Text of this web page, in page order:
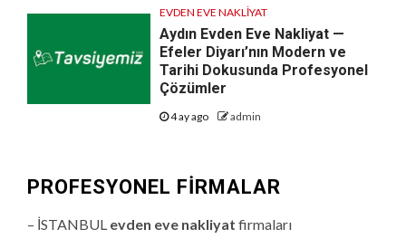
EVDEN EVE NAKLIYAT
Aydın Evden Eve Nakliyat —
Efeler Diyarı’nın Modern ve
Tarihi Dokusunda Profesyonel
Çözümler
4 ay ago admin
PROFESYONEL FIRMALAR
– İSTANBUL evden eve nakliyat firmaları